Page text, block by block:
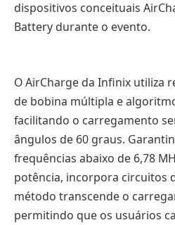
dispositivos conceituais
Battery durante o evento.
O AirCharge da Infinix utiliza
de bobina múltipla e
facilitando o carregamento
ângulos de 60 graus.
frequências abaixo de 6,78
potência, incorpora circuitos
método transcende o
permitindo que os usuários